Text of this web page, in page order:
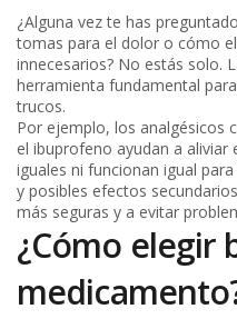
¿Alguna vez te has
tomas para el dolor o cómo
innecesarios? No estás solo.
herramienta fundamental
trucos.
Por ejemplo, los analgésicos
el ibuprofeno ayudan a
iguales ni funcionan igual
y posibles efectos
más seguras y a evitar
¿Cómo elegir